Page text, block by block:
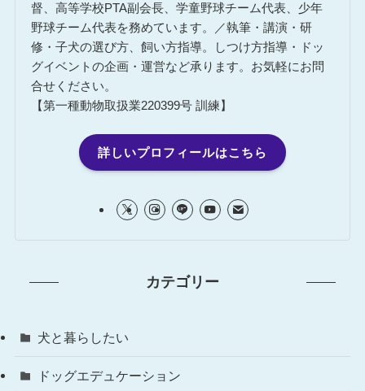
督、高等学校PTA副会長、学童野球チーム代表、少年
野球チーム代表を務めています。／執筆・講演・研
修・子犬の選び方、飼い方指導。しつけ方指導・ドッ
グイベントの企画・運営など承ります。お気軽にお問
合せください。
【第一種動物取扱業220399号 訓練】
詳しいプロフィールはこちら
カテゴリー
犬と暮らしたい
ドッグエデュケーション